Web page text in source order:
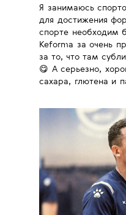
Я занимаюсь
для достижения
спорте необходим
Keforma за очень
за то, что там
😋 А серьезно,
сахара, глютена и